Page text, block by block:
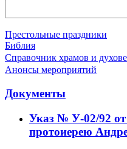
Престольные праздники
Библия
Справочник храмов и
Анонсы мероприятий
Документы
Указ № У-02/92
протоиерею